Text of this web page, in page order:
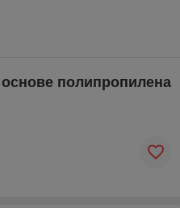
полипропилена